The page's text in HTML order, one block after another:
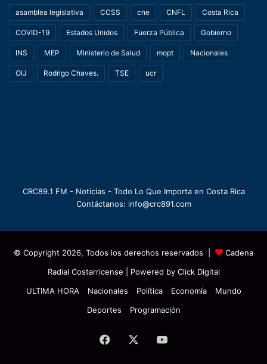
asamblea legislativa CCSS cne CNFL Costa Rica
COVID-19 Estados Unidos Fuerza Pública Gobierno
INS MEP Ministerio de Salud mopt Nacionales
OIJ Rodrigo Chaves. TSE ucr
CRC89.1 FM - Noticias - Todo Lo Que Importa en Costa Rica
Contáctanos: info@crc891.com
© Copyright 2026, Todos los derechos reservados |
Cadena
Radial Costarricense | Powered by Click Digital
ULTIMA HORA
Nacionales Política Economía
Mundo
Deportes
Programación
Facebook YouTube